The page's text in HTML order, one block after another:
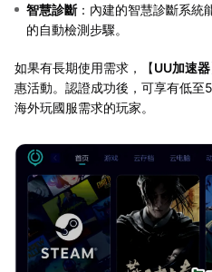
智慧診斷：內建的智慧診斷系統
的自動檢測步驟。
如果有長期使用需求，【UU加速器
惠活動。認證成功後，可享有低
海外玩國服需求的玩家。